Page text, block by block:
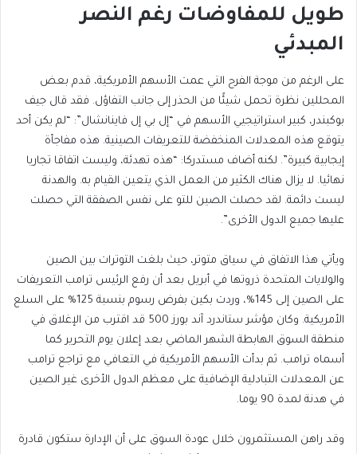
طويل للمفاوضات رغم النصر
المبدئي
على الرغم من موجة الفرح التي عمت الأسهم الأمريكية، قدم بعض
المحللين نظرة تحمل شيئًا من الحذر إلى جانب التفاؤل. فقد قال جيف
بوكبندر، كبير استراتيجيي الأسهم في “إل بي إل فاينانشال”: “لم يكن أحد
يتوقع هذه المعدلات المنخفضة للتعريفات الصينية. هذه مفاجأة
إيجابية كبيرة”. لكنه أضاف مستدركا: “هذه تهدئة، وليست اتفاقا تجاريا
نهائيا. لا يزال هناك الكثير من العمل الذي يتعين القيام به. والهدنة
ليست دائمة. لقد حصلت الصين للتو على نفس الصفقة التي حصلت
عليها جميع الدول الأخرى”.
ويأتي هذا الاتفاق في سياق متوتر، حيث بلغت التوترات بين الصين
والولايات المتحدة ذروتها في أبريل بعد أن رفع الرئيس ترامب التعريفات
على الصين إلى 145%، وردت بكين بفرض رسوم بنسبة 125% على السلع
الأمريكية. وكان مؤشر ستاندرد آند بورز 500 قد اقترب من الإغلاق في
منطقة السوق الهابطة الشهر الماضي بعد إعلان يوم التحرير كما
أسماه ترامب. ثم بدأت الأسهم الأمريكية في التعافي مع تراجع ترامب
عن المعدلات التبادلية الإضافية على معظم الدول الأخرى غير الصين
في هدنة لمدة 90 يوما.
وقد راهن المستثمرون خلال عودة السوق على أن الإدارة ستكون قادرة